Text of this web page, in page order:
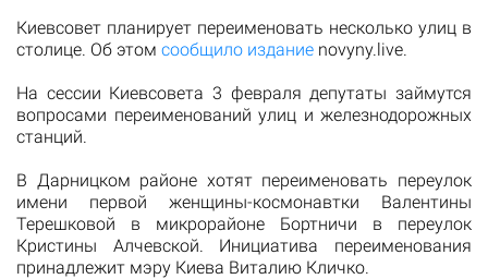
Киевсовет планирует переименовать несколько улиц в
столице. Об этом сообщило издание novyny.live.
На сессии Киевсовета 3 февраля депутаты займутся
вопросами переименований улиц и железнодорожных
станций.
В Дарницком районе хотят переименовать переулок
имени первой женщины-космонавтки Валентины
Терешковой в микрорайоне Бортничи в переулок
Кристины Алчевской. Инициатива переименования
принадлежит мэру Киева Виталию Кличко.